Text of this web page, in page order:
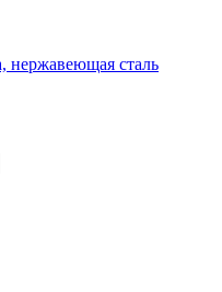
нержавеющая сталь